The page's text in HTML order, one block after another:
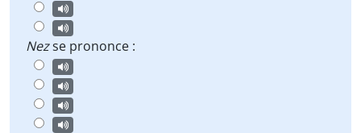
Nezse prononce :